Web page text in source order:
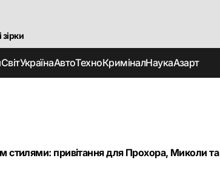
СвітУкраїнаАвтоТехноКриміналНаукаАзарт
стилями: привітання для Прохора, Миколи та